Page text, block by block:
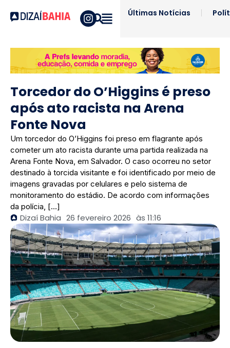
Últimas Notícias
Torcedor do O’Higgins é preso
após ato racista na Arena
Fonte Nova
Um torcedor do O’Higgins foi preso em flagrante após
cometer um ato racista durante uma partida realizada na
Arena Fonte Nova, em Salvador. O caso ocorreu no setor
destinado à torcida visitante e foi identificado por meio de
imagens gravadas por celulares e pelo sistema de
monitoramento do estádio. De acordo com informações
da polícia, […]
Dizaí Bahia 26 fevereiro 2026 às 11:16